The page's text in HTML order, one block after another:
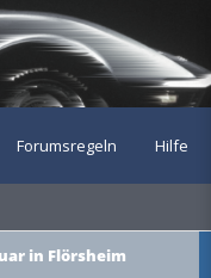
Forumsregeln Hilfe
in Flörsheim